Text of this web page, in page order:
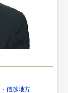
信越地方